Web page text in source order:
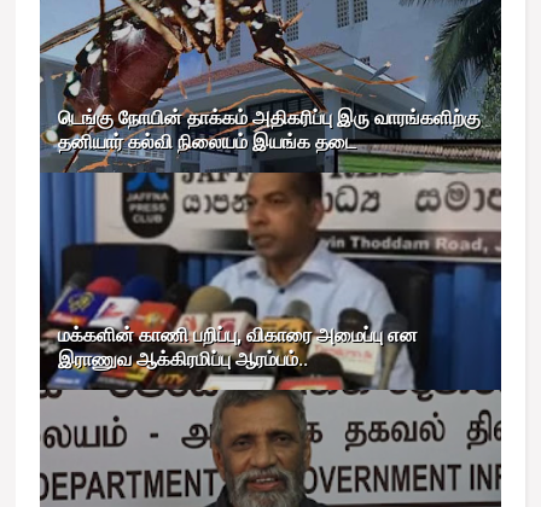
டெங்கு நோயின் தாக்கம் அதிகரிப்பு இரு வாரங்களிற்கு
தனியார் கல்வி நிலையம் இயங்க தடை
மக்களின் காணி பறிப்பு, விகாரை அமைப்பு என
இராணுவ ஆக்கிரமிப்பு ஆரம்பம்..